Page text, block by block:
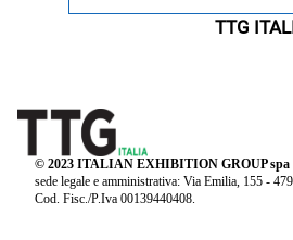
TTG
© 2023 ITALIAN EXHIBITION GROUP spa
sede legale e amministrativa: Via Emilia, 155 -
Cod. Fisc./P.Iva 00139440408.